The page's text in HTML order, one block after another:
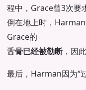
程中，Grace曾3次要
倒在地上时，
Grace的
舌骨已经被勒断 ，因
最后，Harman因为“